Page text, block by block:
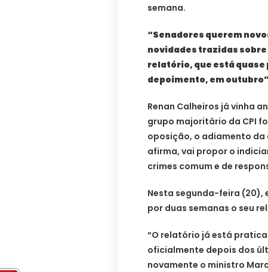
semana.
“Senadores querem
novidades trazidas sobre
relatório, que está
depoimento, em
Renan Calheiros já vinha
grupo majoritário da CPI
oposição, o adiamento
afirma, vai propor o
crimes comum e de
Nesta segunda-feira (20),
por duas semanas o seu
“O relatório já está
oficialmente depois dos
novamente o ministro